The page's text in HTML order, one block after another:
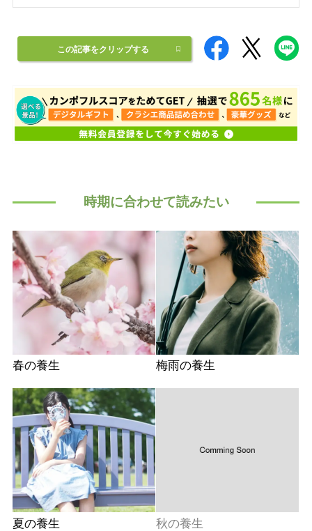
この記事をクリップする
時期に合わせて読みたい
春の養生 梅雨の養生
夏の養生 秋の養生